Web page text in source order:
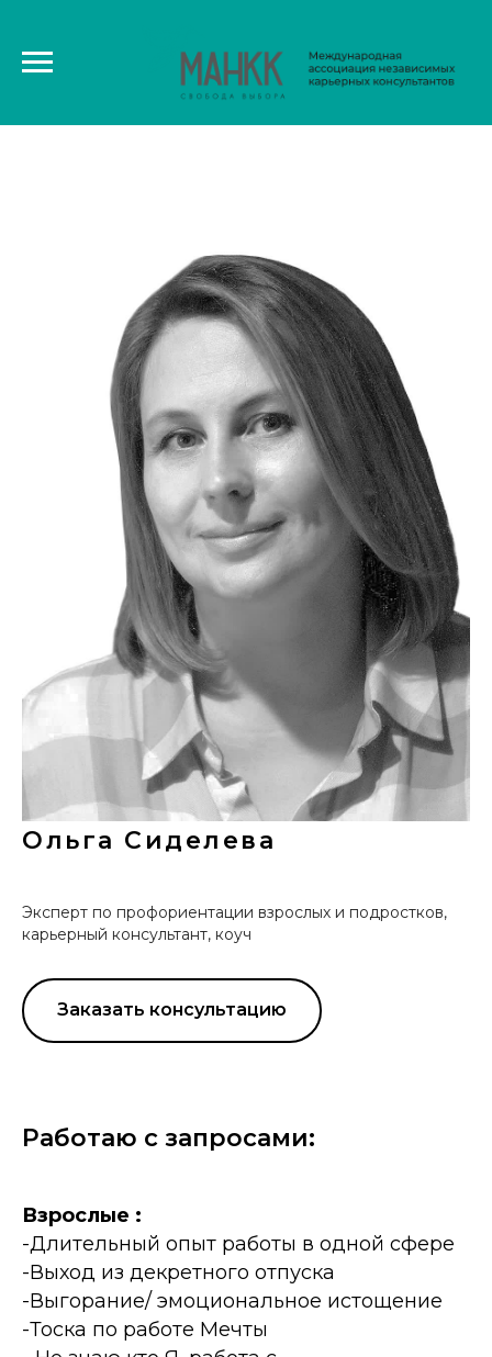
Ольга Сиделева
Эксперт по профориентации взрослых и подростков,
карьерный консультант, коуч
Заказать консультацию
Работаю с запросами:
Взрослые :
-Длительный опыт работы в одной сфере
-Выход из декретного отпуска
-Выгорание/ эмоциональное истощение
-Тоска по работе Мечты